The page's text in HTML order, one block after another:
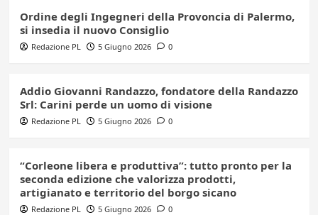
Ordine degli Ingegneri della Provoncia di Palermo,
si insedia il nuovo Consiglio
Redazione PL 5 Giugno 2026 0
Addio Giovanni Randazzo, fondatore della Randazzo
Srl: Carini perde un uomo di visione
Redazione PL 5 Giugno 2026 0
“Corleone libera e produttiva”: tutto pronto per la
seconda edizione che valorizza prodotti,
artigianato e territorio del borgo sicano
Redazione PL 5 Giugno 2026 0